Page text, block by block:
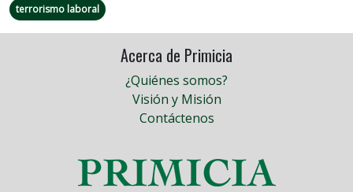
terrorismo laboral
Acerca de Primicia
¿Quiénes somos?
Visión y Misión
Contáctenos